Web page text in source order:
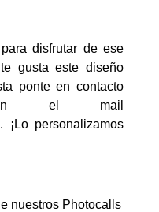
disfrutar de ese
gusta este diseño
ponte en contacto
el mail
. ¡Lo personalizamos
nuestros Photocalls